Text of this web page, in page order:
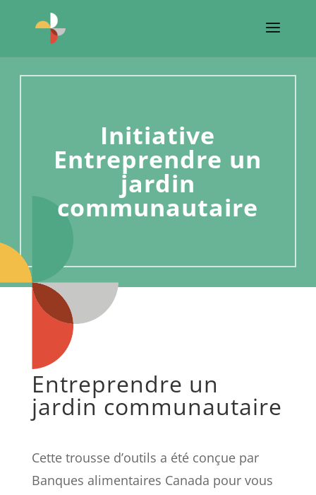
Initiative
Entreprendre un
jardin
communautaire
Entreprendre un
jardin communautaire
Cette trousse d’outils a été conçue par
Banques alimentaires Canada pour vous